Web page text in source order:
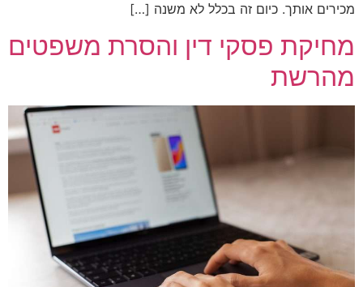
מכירים אותך. כיום זה בכלל לא משנה […]
מחיקת פסקי דין והסרת משפטים
מהרשת